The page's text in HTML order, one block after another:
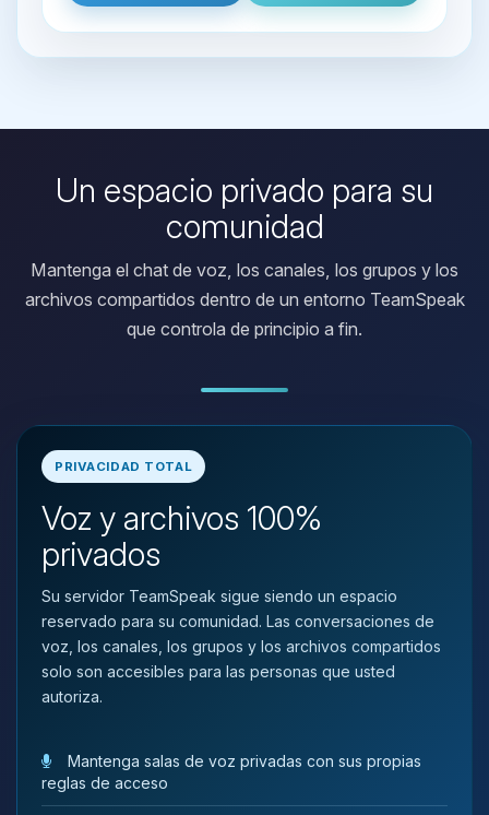
Un espacio privado para su
comunidad
Mantenga el chat de voz, los canales, los grupos y los
archivos compartidos dentro de un entorno TeamSpeak
que controla de principio a fin.
PRIVACIDAD TOTAL
Voz y archivos 100%
privados
Su servidor TeamSpeak sigue siendo un espacio
reservado para su comunidad. Las conversaciones de
voz, los canales, los grupos y los archivos compartidos
solo son accesibles para las personas que usted
autoriza.
Mantenga salas de voz privadas con sus propias
reglas de acceso
Yupi, por fin alguien con quien
hablar! Soy Choupy, tu pequeno
asistente de BoxToPlay. Cuentame
que necesitas y moveré mis
pequenos circuitos para ayudarte.
08/08/2026 03:43